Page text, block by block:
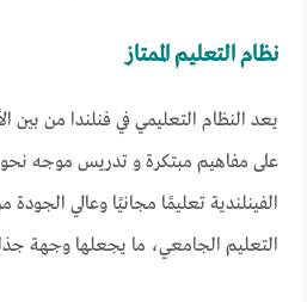
نظام التعليم الممتاز
يعد النظام التعليمي في فنلندا من بين
على مفاهيم مبتكرة و تدريس موجه نحو
الفينلندية تعليمًا مجانيًا وعالي
التعليم الجامعي، ما يجعلها وجهة